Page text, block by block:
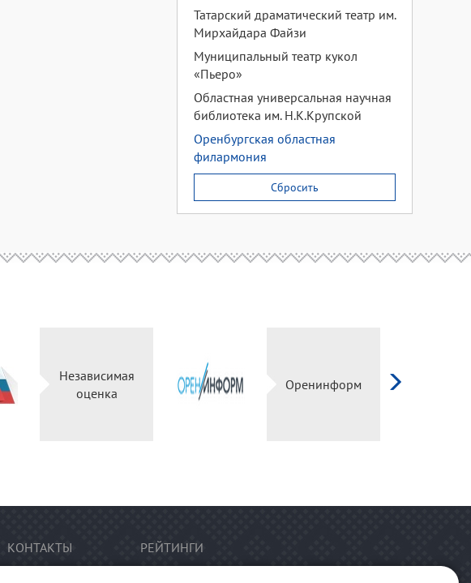
Татарский драматический театр им.
Мирхайдара Файзи
Муниципальный театр кукол
«Пьеро»
Областная универсальная научная
библиотека им. Н.К.Крупской
Оренбургская областная
филармония
Сбросить
Независимая
оценка
Оренинформ
КОНТАКТЫ РЕЙТИНГИ